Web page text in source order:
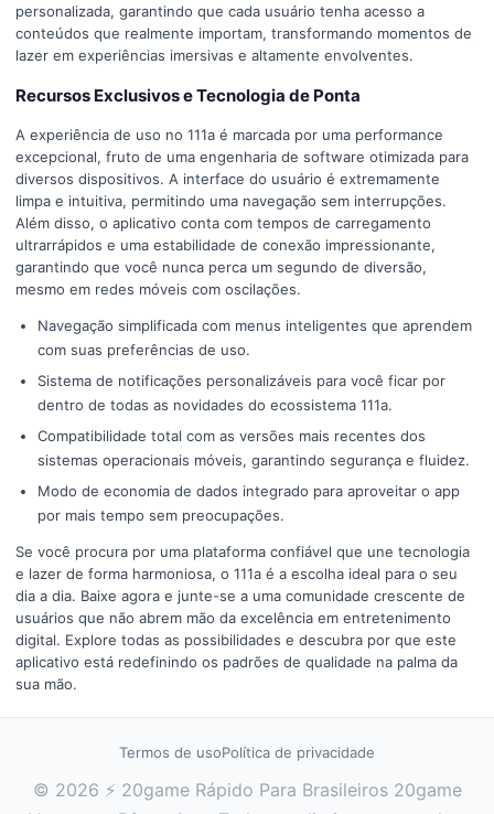
personalizada, garantindo que cada usuário tenha acesso a
conteúdos que realmente importam, transformando momentos de
lazer em experiências imersivas e altamente envolventes.
Recursos Exclusivos e Tecnologia de Ponta
A experiência de uso no 111a é marcada por uma performance
excepcional, fruto de uma engenharia de software otimizada para
diversos dispositivos. A interface do usuário é extremamente
limpa e intuitiva, permitindo uma navegação sem interrupções.
Além disso, o aplicativo conta com tempos de carregamento
ultrarrápidos e uma estabilidade de conexão impressionante,
garantindo que você nunca perca um segundo de diversão,
mesmo em redes móveis com oscilações.
Navegação simplificada com menus inteligentes que aprendem
com suas preferências de uso.
Sistema de notificações personalizáveis para você ficar por
dentro de todas as novidades do ecossistema 111a.
Compatibilidade total com as versões mais recentes dos
sistemas operacionais móveis, garantindo segurança e fluidez.
Modo de economia de dados integrado para aproveitar o app
por mais tempo sem preocupações.
Se você procura por uma plataforma confiável que une tecnologia
e lazer de forma harmoniosa, o 111a é a escolha ideal para o seu
dia a dia. Baixe agora e junte-se a uma comunidade crescente de
usuários que não abrem mão da excelência em entretenimento
digital. Explore todas as possibilidades e descubra por que este
aplicativo está redefinindo os padrões de qualidade na palma da
sua mão.
Termos de usoPolítica de privacidade
© 2026 ⚡ 20game Rápido Para Brasileiros 20game